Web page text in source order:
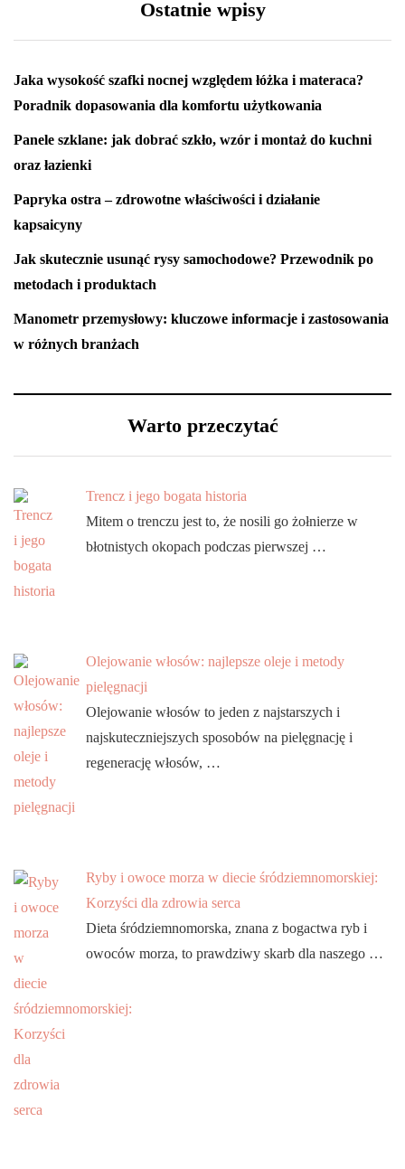
Ostatnie wpisy
Jaka wysokość szafki nocnej względem łóżka i materaca?
Poradnik dopasowania dla komfortu użytkowania
Panele szklane: jak dobrać szkło, wzór i montaż do kuchni
oraz łazienki
Papryka ostra – zdrowotne właściwości i działanie
kapsaicyny
Jak skutecznie usunąć rysy samochodowe? Przewodnik po
metodach i produktach
Manometr przemysłowy: kluczowe informacje i zastosowania
w różnych branżach
Warto przeczytać
Trencz i jego bogata historia
Mitem o trenczu jest to, że nosili go żołnierze w
błotnistych okopach podczas pierwszej …
Olejowanie włosów: najlepsze oleje i metody
pielęgnacji
Olejowanie włosów to jeden z najstarszych i
najskuteczniejszych sposobów na pielęgnację i
regenerację włosów, …
Ryby i owoce morza w diecie śródziemnomorskiej:
Korzyści dla zdrowia serca
Dieta śródziemnomorska, znana z bogactwa ryb i
owoców morza, to prawdziwy skarb dla naszego …